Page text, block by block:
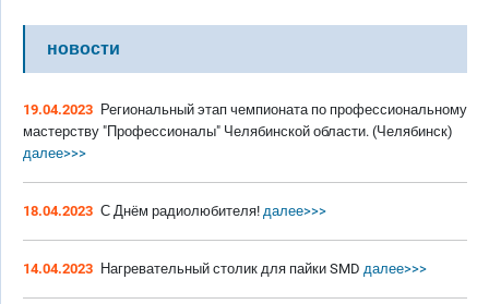
новости
19.04.2023 Региональный этап чемпионата по профессиональному
мастерству "Профессионалы" Челябинской области. (Челябинск)
далее>>>
18.04.2023 С Днём радиолюбителя! далее>>>
14.04.2023 Нагревательный столик для пайки SMD далее>>>